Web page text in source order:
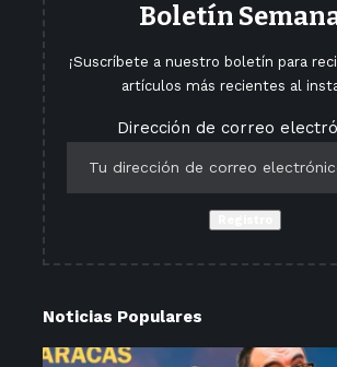
Boletín
¡Suscríbete a nuestro boletín para
artículos más recientes al
Dirección de correo
Noticias Populares